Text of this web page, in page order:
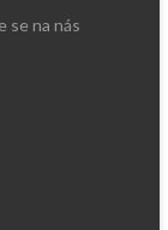
se na nás